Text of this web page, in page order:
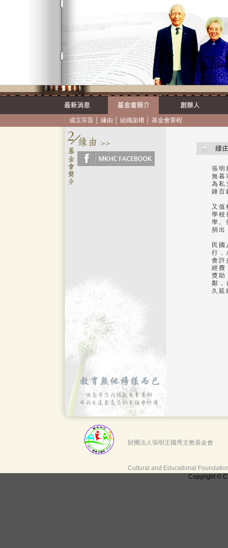
成立宗旨 緣由 組織架構│ 基金會章程
張明
無暮
為私
錘百
又值
學校
學。
捐出
民
行，
會許
經費
獎助
鄰，
久延
財團法人張明王國秀文教基金會
Cultural and Educational
Copyright ©